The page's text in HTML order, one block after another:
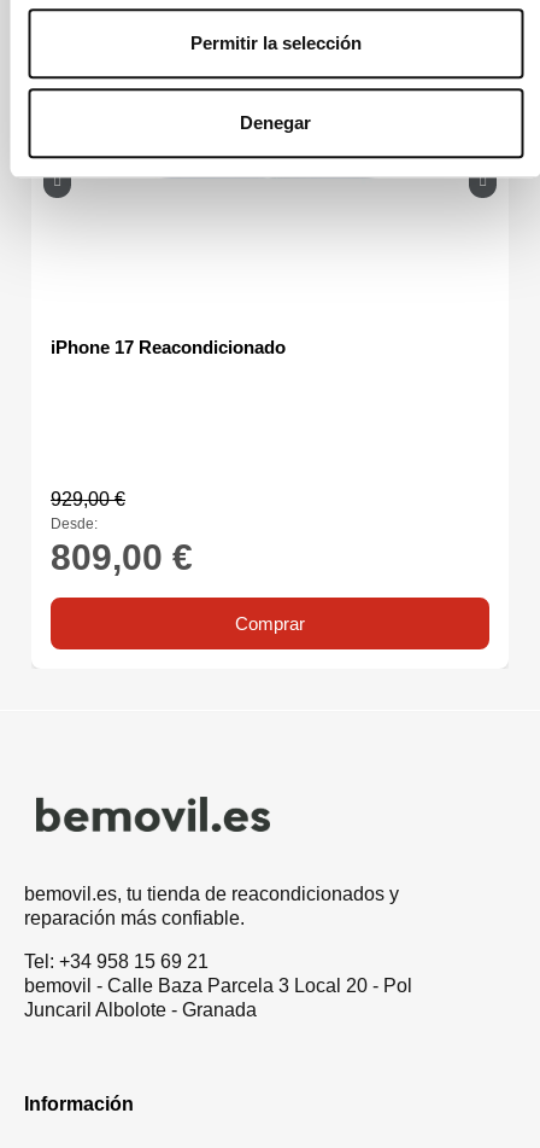
Permitir la selección
Denegar
iPhone 17 Reacondicionado
929,00 €
Desde:
809,00 €
Comprar
bemovil.es, tu tienda de reacondicionados y
reparación más confiable.
Tel: +34 958 15 69 21
bemovil - Calle Baza Parcela 3 Local 20 - Pol
Juncaril Albolote - Granada
Información